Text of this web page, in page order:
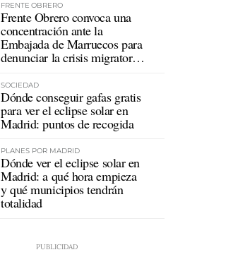
FRENTE OBRERO
Frente Obrero convoca una
concentración ante la
Embajada de Marruecos para
denunciar la crisis migratoria
SOCIEDAD
Dónde conseguir gafas gratis
para ver el eclipse solar en
Madrid: puntos de recogida
PLANES POR MADRID
Dónde ver el eclipse solar en
Madrid: a qué hora empieza
y qué municipios tendrán
totalidad